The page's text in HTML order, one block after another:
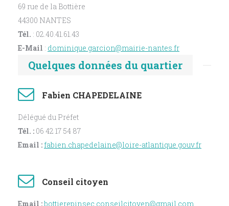
69 rue de la Bottière
44300 NANTES
Tél. : 02.40.41.61.43
E-Mail : dominique.garcion@mairie-nantes.fr
Quelques données du quartier
Fabien CHAPEDELAINE
Délégué du Préfet
Tél. : 06 42 17 54 87
Email : fabien.chapedelaine@loire-atlantique.gouv.fr
Conseil citoyen
Email :bottierepinsec.conseilcitoyen@gmail.com